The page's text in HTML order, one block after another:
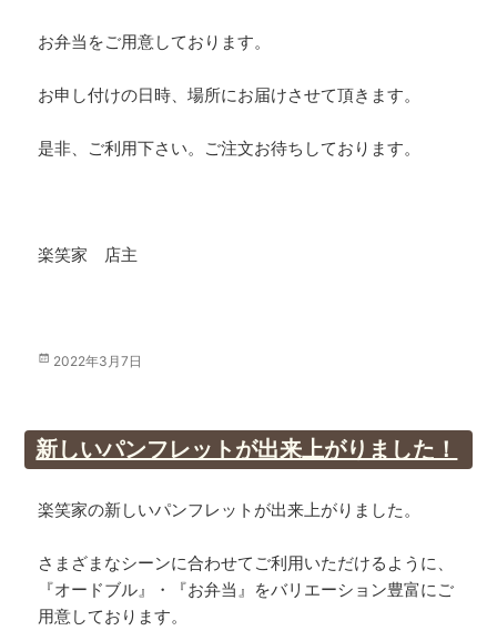
お弁当をご用意しております。
お申し付けの日時、場所にお届けさせて頂きます。
是非、ご利用下さい。ご注文お待ちしております。
楽笑家 店主
投
2022年3月7日
新しいパンフレットが出来上がりました！
楽笑家の新しいパンフレットが出来上がりました。
さまざまなシーンに合わせてご利用いただけるように、
『オードブル』・『お弁当』をバリエーション豊富にご
用意しております。